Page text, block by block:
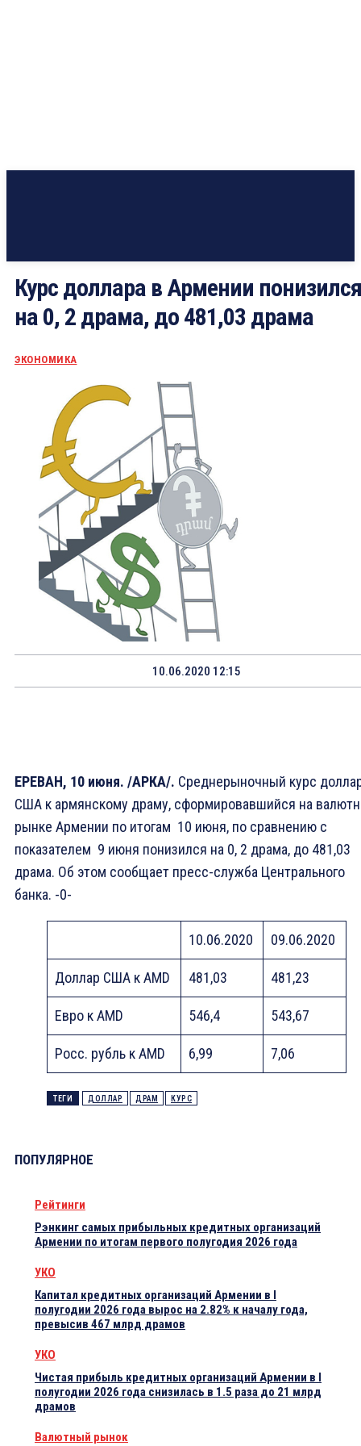
Курс доллара в Армении понизился
на 0, 2 драма, до 481,03 драма
ЭКОНОМИКА
10.06.2020 12:15
ЕРЕВАН, 10 июня. /АРКА/. Среднерыночный курс
США к армянскому драму, сформировавшийся на
рынке Армении по итогам 10 июня, по сравнению с
показателем 9 июня понизился на 0, 2 драма, до 481,03
драма. Об этом сообщает пресс-служба Центрального
банка. -0-
10.06.2020 09.06.2020
Доллар США к AMD 481,03 481,23
Eвро к AMD 546,4 543,67
Росс. рубль к AMD 6,99 7,06
ТЕГИ ДОЛЛАР ДРАМ КУРС
ПОПУЛЯРНОЕ
Рейтинги
Рэнкинг самых прибыльных кредитных организаций
Армении по итогам первого полугодия 2026 года
УКО
Капитал кредитных организаций Армении в I
полугодии 2026 года вырос на 2.82% к началу года,
превысив 467 млрд драмов
УКО
Чистая прибыль кредитных организаций Армении в I
полугодии 2026 года снизилась в 1.5 раза до 21 млрд
драмов
Валютный рынок